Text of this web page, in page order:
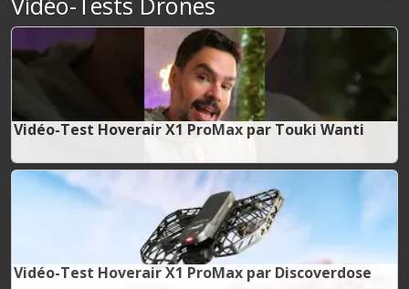
Vidéo-Test Hoverair X1 ProMax par Touki Wanti
Vidéo-Test Hoverair X1 ProMax par Discoverdose